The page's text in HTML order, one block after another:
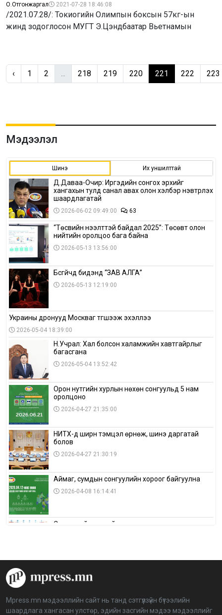
О.Отгонжаргал 2021-07-28 18:46:08
/2021.07.28/: Токиогийн Олимпын боксын 57кг-ын
жинд зодоглосон МУГТ Э.Цэндбаатар Вьетнамын
‹ 1 2 ... 218 219 220 221 222 223
Мэдээлэл
Шинэ Их уншилттай
Д.Даваа-Очир: Иргэдийн сонгох эрхийг
хангахын тулд санал авах олон хэлбэр нэвтрүүлэх
шаардлагатай
2026-06-02 09:49:00 63
“Төсвийн нээлттэй байдал 2025”: Төсөвт олон
нийтийн оролцоо бага байна
2026-05-13 13:56:00
Бүсгүйчүүд бидэнд “ЗАВ АЛГА”
2026-05-13 12:19:00
Украины дронууд Москваг түгшээж эхэллээ
2026-05-04 18:39:00
Н.Учрал: Хал болсон халамжийн хавтгайрлыг
багасгана
2026-05-04 13:52:42
Орон нутгийн хурлын нөхөн сонгуульд 5 нам
оролцоно
2026-04-27 21:35:00
НИТХ-д ширүүн тэмцэл өрнөж, шинэ даргатай
болов
2026-04-27 21:30:19
Аймаг, сумдын сонгуулийн хороог байгуулна
2026-04-08 16:14:41
Сонгуулийн хуулийн зөрчил, шалгах,
аймагт үргэлжилж байна
Mpress.mn мэдээллийн сайт нь танд сэтгүүлзүйн бүтээлийн
шаардлага хангасан улстөр, эдийн засгийн мэдээ мэдээллийг